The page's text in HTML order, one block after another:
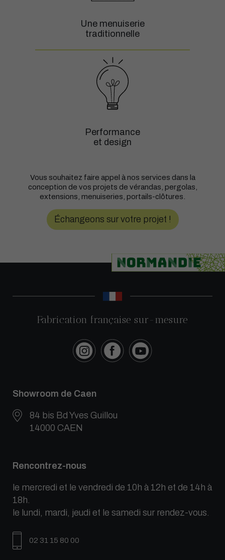
Une menuiserie
traditionnelle
Performance
et design
Vous souhaitez faire appel à nos services dans la
conception de vos projets de vérandas, pergolas,
extensions, menuiseries, portails-clôtures.
Échangeons sur votre projet !
Fabrication française sur-mesure
Showroom de Caen
84 bis Bd Yves Guillou
14000 CAEN
Rencontrez-nous
le mercredi et le vendredi de 10h à 12h et de 14h à
18h.
le lundi, mardi, jeudi et le samedi sur rendez-vous.
02 31 15 80 00